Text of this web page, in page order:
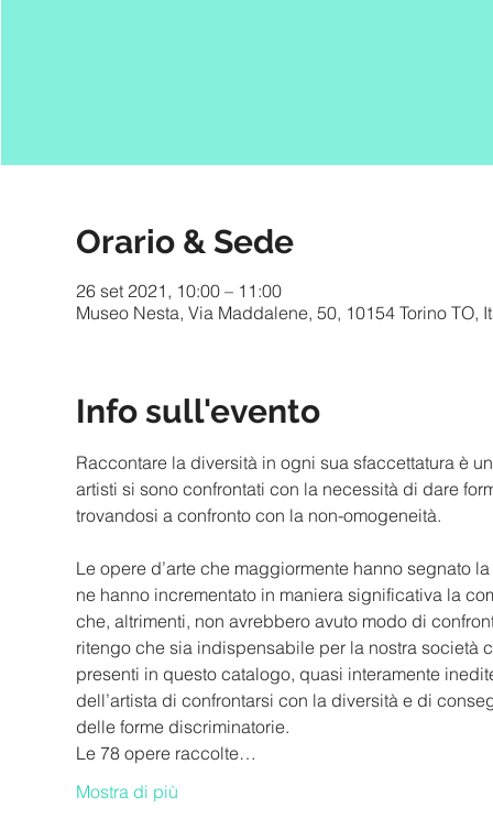
Orario & Sede
26 set 2021, 10:00 – 11:00
Museo Nesta, Via Maddalene, 50, 10154 Torino TO,
Info sull'evento
Raccontare la diversità in ogni sua sfaccettatura è
artisti si sono confrontati con la necessità di dare
trovandosi a confronto con la non-omogeneità.
Le opere d’arte che maggiormente hanno segnato
ne hanno incrementato in maniera significativa la
che, altrimenti, non avrebbero avuto modo di
ritengo che sia indispensabile per la nostra società
presenti in questo catalogo, quasi interamente
dell’artista di confrontarsi con la diversità e di
delle forme discriminatorie.
Le 78 opere raccolte…
Mostra di più